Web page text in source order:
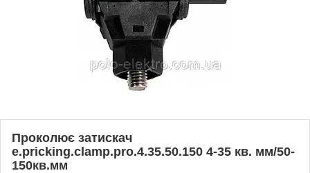
Проколює затискач
e.pricking.clamp.pro.4.35.50.150 4-35 кв. мм/50-
150кв.мм